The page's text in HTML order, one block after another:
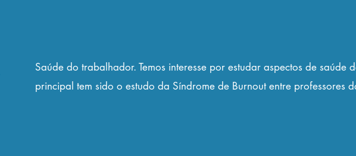
Saúde do trabalhador. Temos interesse por estudar aspectos de
principal tem sido o estudo da Síndrome de Burnout entre professores